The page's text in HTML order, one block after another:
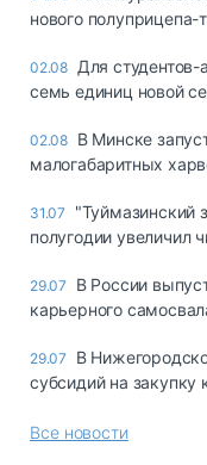
нового полуприцепа-
02.08 Для
семь единиц новой
02.08 В Минске
малогабаритных
31.07
"Туймазинский
полугодии увеличил
29.07
В России
карьерного
29.07
В
субсидий на
Все новости